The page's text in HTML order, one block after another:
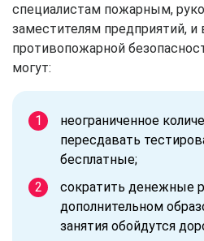
специалистам пожарным,
заместителям предприятий,
противопожарной
могут:
неограниченное
пересдавать
бесплатные;
сократить денежные
дополнительном
занятия обойдутся